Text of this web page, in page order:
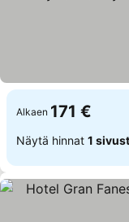
Alkaen 171 €
Näytä hinnat 1